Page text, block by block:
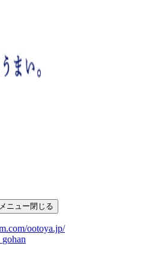
ニュー閉じる
ootoya.jp/